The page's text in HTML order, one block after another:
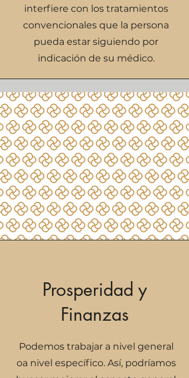
interfiere con los tratamientos
convencionales que la persona
pueda estar siguiendo por
indicación de su médico.
Prosperidad y
Finanzas
Podemos trabajar a nivel general
oa nivel específico. Así, podríamos